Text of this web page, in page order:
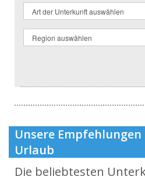
Unsere
Urlaub
Die beliebtesten